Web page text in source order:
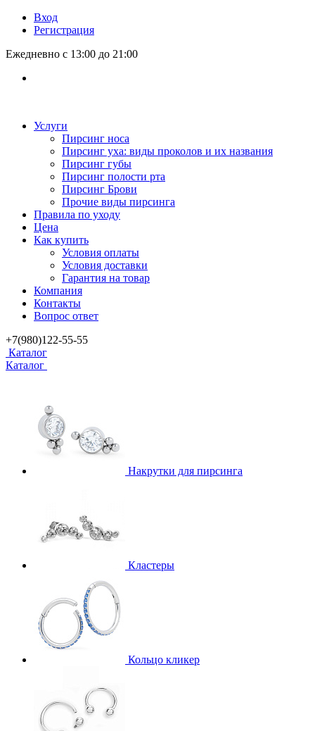
Вход
Регистрация
Ежедневно с 13:00 до 21:00
Услуги
Пирсинг носа
Пирсинг уха: виды проколов и их названия
Пирсинг губы
Пирсинг полости рта
Пирсинг Брови
Прочие виды пирсинга
Правила по уходу
Цена
Как купить
Условия оплаты
Условия доставки
Гарантия на товар
Компания
Контакты
Вопрос ответ
+7(980)122-55-55
Каталог
Каталог
Накрутки для пирсинга
Кластеры
Кольцо кликер